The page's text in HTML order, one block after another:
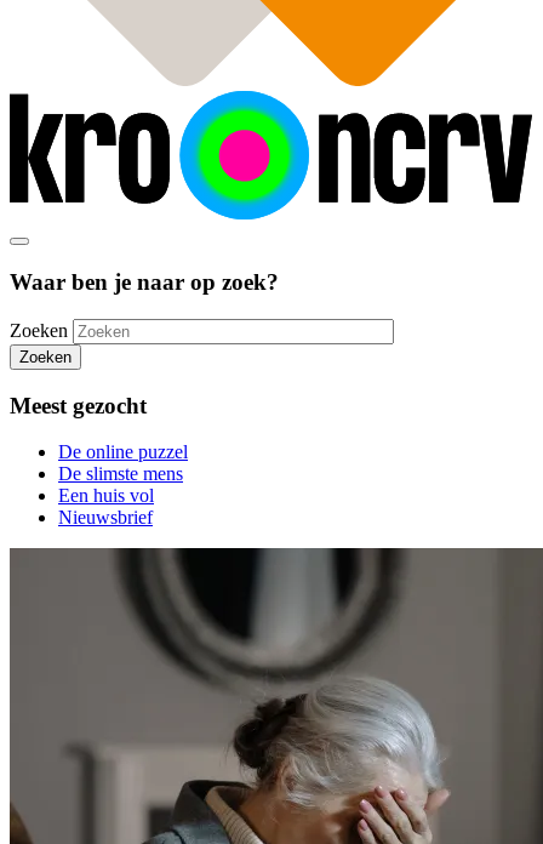
Waar ben je naar op zoek?
Zoeken
Zoeken
Meest gezocht
De online puzzel
De slimste mens
Een huis vol
Nieuwsbrief